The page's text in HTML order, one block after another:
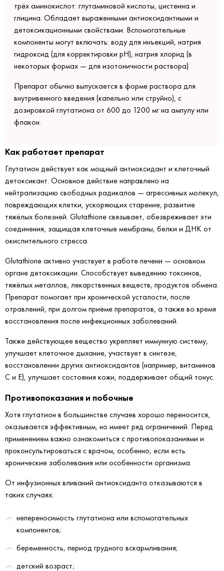
трёх аминокислот: глутаминовой кислоты, цистеина и
глицина. Обладает выраженными антиоксидантными и
детоксикационными свойствами. Вспомогательные
компоненты могут включать: воду для инъекций, натрия
гидроксид (для корректировки pH), натрия хлорид (в
некоторых формах — для изотоничности раствора).
Препарат обычно выпускается в форме раствора для
внутривенного введения (капельно или струйно), с
дозировкой глутатиона от 600 до 1200 мг на ампулу или
флакон.
Как работает препарат
Глутатион действует как мощный антиоксидант и клеточный
детоксикант. Основное действие направлено на
нейтрализацию свободных радикалов — агрессивных молекул,
повреждающих клетки, ускоряющих старение, развитие
тяжёлых болезней. Glutathione связывает, обезвреживает эти
соединения, защищая клеточные мембраны, белки и ДНК от
окислительного стресса.
Glutathione активно участвует в работе печени — основном
органе детоксикации. Способствует выведению токсинов,
тяжёлых металлов, лекарственных веществ, продуктов обмена.
Препарат помогает при хронической усталости, после
отравлений, при долгом приёме препаратов, а также во время
восстановления после инфекционных заболеваний.
Также действующее вещество укрепляет иммунную систему,
улучшает клеточное дыхание, участвует в синтезе,
восстановлении других антиоксидантов (например, витаминов
C и E), улучшает состояния кожи, поддерживает общий тонус.
Противопоказания и побочные
Хотя глутатион в большинстве случаев хорошо переносится,
оказывается эффективным, но имеет ряд ограничений. Перед
применением важно ознакомиться с противопоказаниями и
проконсультироваться с врачом, особенно, если есть
хронические заболевания или особенности организма.
От инфузионных вливаний антиоксиданта отказываются в
таких случаях:
непереносимость глутатиона или вспомогательных
компонентов;
беременность, период грудного вскармливания;
детский возраст;